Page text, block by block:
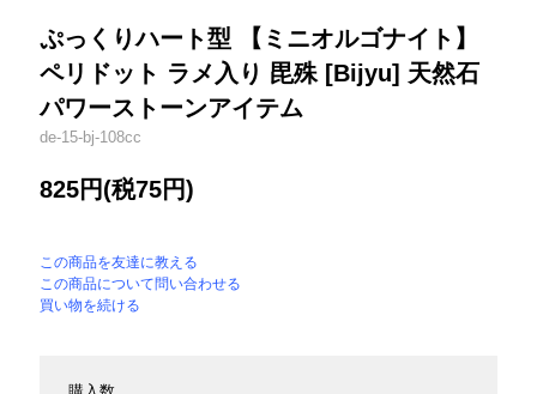
ぷっくりハート型 【ミニオルゴナイト】
ペリドット ラメ入り 毘殊 [Bijyu] 天然石
パワーストーンアイテム
de-15-bj-108cc
825円(税75円)
この商品を友達に教える
この商品について問い合わせる
買い物を続ける